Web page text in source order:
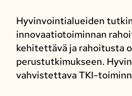
Hyvinvointialueiden
innovaatiotoiminnan
kehitettävä ja rahoitusta
perustutkimukseen.
vahvistettava TKI-